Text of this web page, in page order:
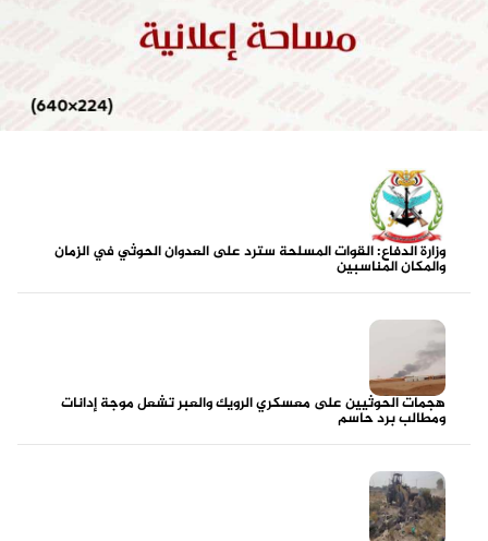
وزارة الدفاع: القوات المسلحة سترد على العدوان الحوثي في الزمان
والمكان المناسبين
هجمات الحوثيين على معسكري الرويك والعبر تشعل موجة إدانات
ومطالب برد حاسم